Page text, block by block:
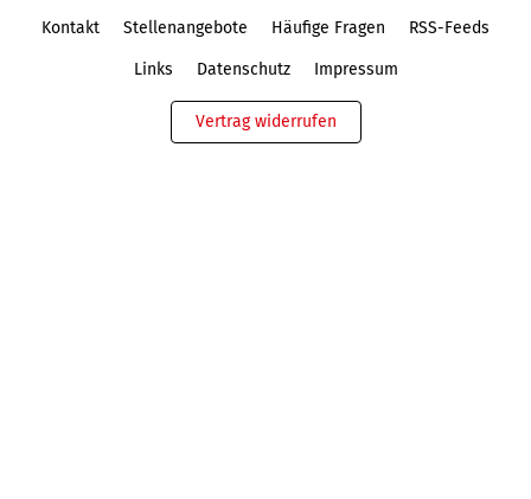
Kontakt Stellenangebote Häufige Fragen RSS-Feeds
Links Datenschutz Impressum
Vertrag widerrufen